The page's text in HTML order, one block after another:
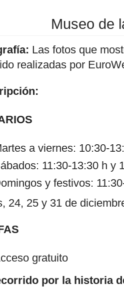
Museo de
Las fotos que
realizadas por
a viernes: 10:30-
11:30-13:30 h y
y festivos:
24, 25 y 31 de
gratuito
por la historia